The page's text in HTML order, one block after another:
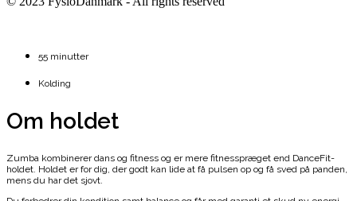
55 minutter
Kolding
Om holdet
Zumba kombinerer dans og fitness og er mere fitnesspræget end DanceFit-
holdet. Holdet er for dig, der godt kan lide at få pulsen op og få sved på panden,
mens du har det sjovt.